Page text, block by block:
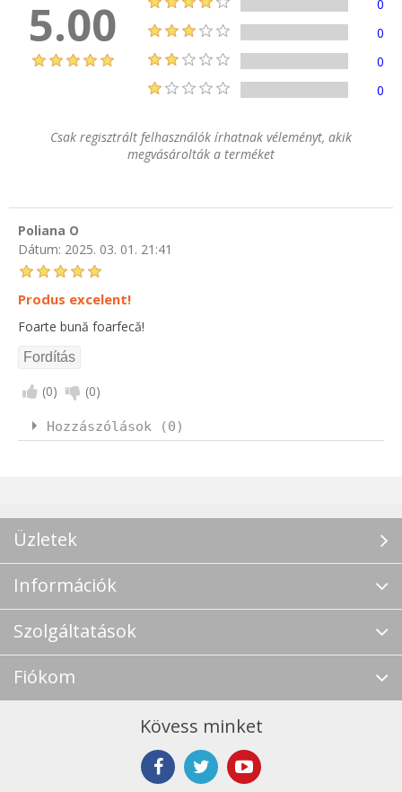
5.00
0
0
0
0
Csak regisztrált felhasználók írhatnak véleményt, akik
megvásárolták a terméket
Poliana O
Dátum: 2025. 03. 01. 21:41
Produs excelent!
Foarte bună foarfecă!
(0) (0)
Hozzászólások (0)
Üzletek
Információk
Szolgáltatások
Fiókom
Kövess minket